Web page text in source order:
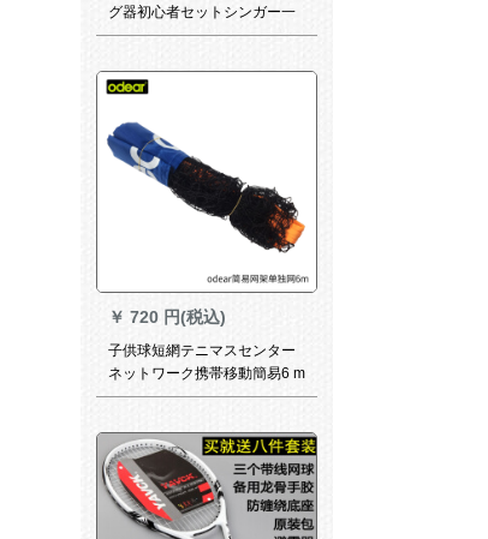
グ器初心者セットシンガー一
体ショットテープバックフィ
￥ 720 円(税込)
子供球短網テニマスセンター
ネットワーク携帯移動簡易6 m
3 odear簡易網棚単独ネット-6